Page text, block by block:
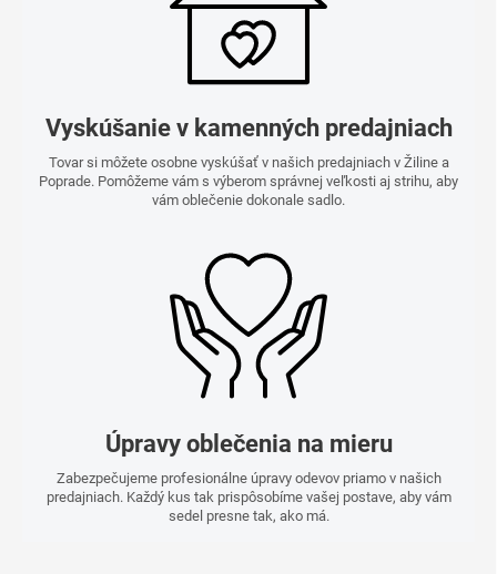
Vyskúšanie v kamenných predajniach
Tovar si môžete osobne vyskúšať v našich predajniach v Žiline a
Poprade. Pomôžeme vám s výberom správnej veľkosti aj strihu, aby
vám oblečenie dokonale sadlo.
Úpravy oblečenia na mieru
Zabezpečujeme profesionálne úpravy odevov priamo v našich
predajniach. Každý kus tak prispôsobíme vašej postave, aby vám
sedel presne tak, ako má.